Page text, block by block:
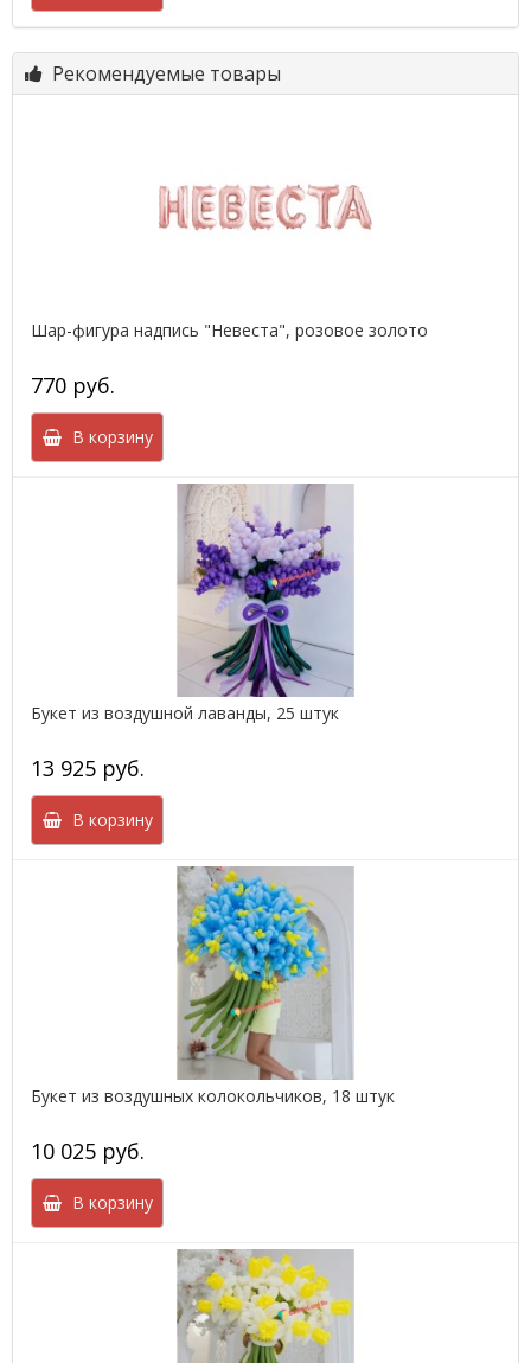
Рекомендуемые товары
Шар-фигура надпись "Невеста", розовое золото
770 руб.
В корзину
Букет из воздушной лаванды, 25 штук
13 925 руб.
В корзину
Букет из воздушных колокольчиков, 18 штук
10 025 руб.
В корзину